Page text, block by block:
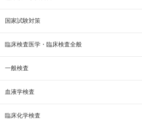
国家試験対策
臨床検査医学・臨床検査全般
一般検査
血液学検査
臨床化学検査